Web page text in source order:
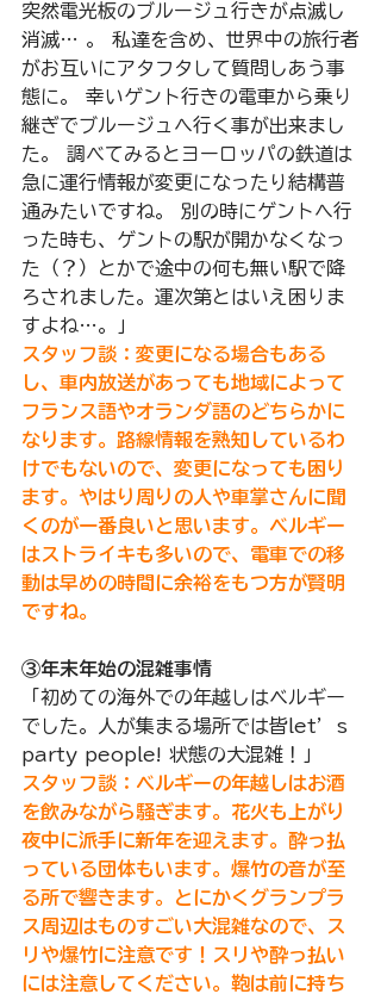
突然電光板のブルージュ行きが点滅し
消滅… 。 私達を含め、世界中の旅行者
がお互いにアタフタして質問しあう事
態に。 幸いゲント行きの電車から乗り
継ぎでブルージュへ行く事が出来まし
た。 調べてみるとヨーロッパの鉄道は
急に運行情報が変更になったり結構普
通みたいですね。 別の時にゲントへ行
った時も、ゲントの駅が開かなくなっ
た（？）とかで途中の何も無い駅で降
ろされました。運次第とはいえ困りま
すよね…。」
スタッフ談：変更になる場合もある
し、車内放送があっても地域によって
フランス語やオランダ語のどちらかに
なります。路線情報を熟知しているわ
けでもないので、変更になっても困り
ます。やはり周りの人や車掌さんに聞
くのが一番良いと思います。ベルギー
はストライキも多いので、電車での移
動は早めの時間に余裕をもつ方が賢明
ですね。
③年末年始の混雑事情
「初めての海外での年越しはベルギー
でした。人が集まる場所では皆let’s
party people! 状態の大混雑！」
スタッフ談：ベルギーの年越しはお酒
を飲みながら騒ぎます。花火も上がり
夜中に派手に新年を迎えます。 酔っ払
っている団体もいます。爆竹の音が至
る所で響きます。とにかくグランプラ
ス周辺はものすごい大混雑なので、ス
リや爆竹に注意です！ スリや酔っ払い
には注意してください。 鞄は前に持ち